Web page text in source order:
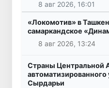
8 авг 2026, 16:01
«Локомотив» в
самаркандское
8 авг 2026, 13:24
Страны Центральной
Сырдарьи